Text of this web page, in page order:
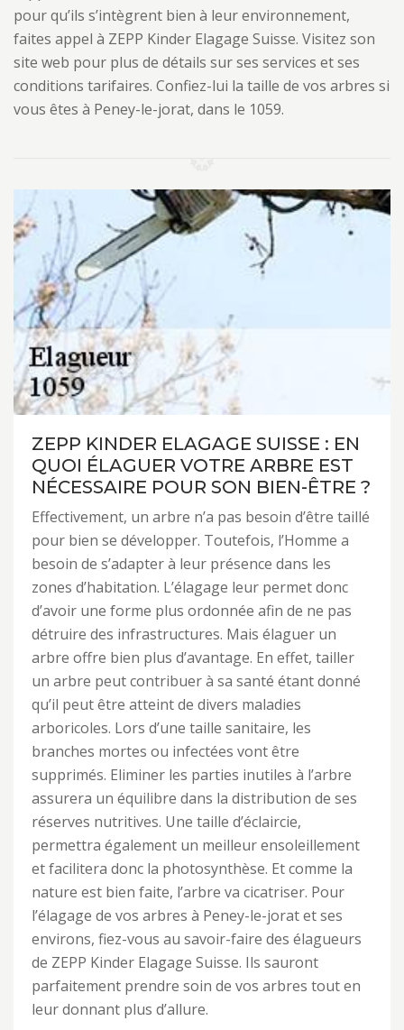
pour qu’ils s’intègrent bien à leur environnement,
faites appel à ZEPP Kinder Elagage Suisse. Visitez son
site web pour plus de détails sur ses services et ses
conditions tarifaires. Confiez-lui la taille de vos arbres si
vous êtes à Peney-le-jorat, dans le 1059.
ZEPP KINDER ELAGAGE SUISSE : EN
QUOI ÉLAGUER VOTRE ARBRE EST
NÉCESSAIRE POUR SON BIEN-ÊTRE ?
Effectivement, un arbre n’a pas besoin d’être taillé
pour bien se développer. Toutefois, l’Homme a
besoin de s’adapter à leur présence dans les
zones d’habitation. L’élagage leur permet donc
d’avoir une forme plus ordonnée afin de ne pas
détruire des infrastructures. Mais élaguer un
arbre offre bien plus d’avantage. En effet, tailler
un arbre peut contribuer à sa santé étant donné
qu’il peut être atteint de divers maladies
arboricoles. Lors d’une taille sanitaire, les
branches mortes ou infectées vont être
supprimés. Eliminer les parties inutiles à l’arbre
assurera un équilibre dans la distribution de ses
réserves nutritives. Une taille d’éclaircie,
permettra également un meilleur ensoleillement
et facilitera donc la photosynthèse. Et comme la
nature est bien faite, l’arbre va cicatriser. Pour
l’élagage de vos arbres à Peney-le-jorat et ses
environs, fiez-vous au savoir-faire des élagueurs
de ZEPP Kinder Elagage Suisse. Ils sauront
parfaitement prendre soin de vos arbres tout en
leur donnant plus d’allure.